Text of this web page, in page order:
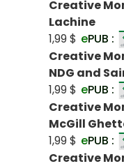
Creative
Lachine
1,99 $ ePUB :
Creative
NDG and
1,99 $ ePUB :
Creative
McGill
1,99 $ ePUB :
Creative